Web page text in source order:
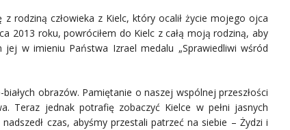
rodziną człowieka z Kielc, który ocalił życie mojego ojca
2013 roku, powróciłem do Kielc z całą moją rodziną, aby
w imieniu Państwa Izrael medalu „Sprawiedliwi wśród
obrazów. Pamiętanie o naszej wspólnej przeszłości
Teraz jednak potrafię zobaczyć Kielce w pełni jasnych
czas, abyśmy przestali patrzeć na siebie – Żydzi i